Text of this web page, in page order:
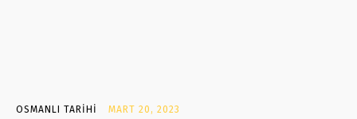
OSMANLI TARIHI MART 20, 2023